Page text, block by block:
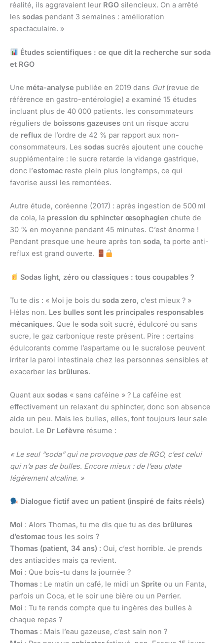
réalité, ils aggravaient leur RGO silencieux. On a arrêté
les sodas pendant 3 semaines : amélioration
spectaculaire. »
Études scientifiques : ce que dit la recherche sur soda
et RGO
Une méta-analyse publiée en 2019 dans Gut(revue de
référence en gastro-entérologie) a examiné 15 études
incluant plus de 40 000 patients. les consommateurs
réguliers de boissons gazeuses ont un risque accru
de reflux de l’ordre de 42 % par rapport aux non-
consommateurs. Les sodas sucrés ajoutent une couche
supplémentaire : le sucre retarde la vidange gastrique,
donc l’estomac reste plein plus longtemps, ce qui
favorise aussi les remontées.
Autre étude, coréenne (2017) : après ingestion de 500 ml
de cola, la pression du sphincter œsophagien chute de
30 % en moyenne pendant 45 minutes. C’est énorme !
Pendant presque une heure après ton soda, ta porte anti-
reflux est grand ouverte.
Sodas light, zéro ou classiques : tous coupables ?
Tu te dis : « Moi je bois du soda zero, c’est mieux ? »
Hélas non. Les bulles sont les principales responsables
mécaniques. Que le soda soit sucré, édulcoré ou sans
sucre, le gaz carbonique reste présent. Pire : certains
édulcorants comme l’aspartame ou le sucralose peuvent
irriter la paroi intestinale chez les personnes sensibles et
exacerber les brûlures.
Quant aux sodas « sans caféine » ? La caféine est
effectivement un relaxant du sphincter, donc son absence
aide un peu. Mais les bulles, elles, font toujours leur sale
boulot. Le Dr Lefèvre résume :
« Le seul “soda” qui ne provoque pas de RGO, c’est celui
qui n’a pas de bulles. Encore mieux : de l’eau plate
légèrement alcaline. »
Dialogue fictif avec un patient (inspiré de faits réels)
Moi : Alors Thomas, tu me dis que tu as des brûlures
d’estomac tous les soirs ?
Thomas (patient, 34 ans) : Oui, c’est horrible. Je prends
des antiacides mais ça revient.
Moi : Que bois-tu dans la journée ?
Thomas : Le matin un café, le midi un Sprite ou un Fanta,
parfois un Coca, et le soir une bière ou un Perrier.
Moi : Tu te rends compte que tu ingères des bulles à
chaque repas ?
Thomas : Mais l’eau gazeuse, c’est sain non ?